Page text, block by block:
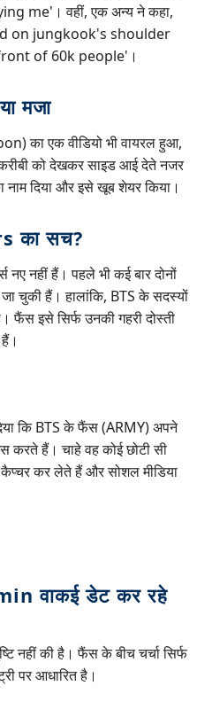
me'। वहीं, एक अन्य ने कहा,
on jungkook's shoulder
of 60k people'।
मजा
का एक वीडियो भी वायरल हुआ,
को देखकर साइड आई देते नजर
दिया और इसे खूब शेयर किया।
का सच?
नहीं हैं। पहले भी कई बार दोनों
चुकी हैं। हालांकि, BTS के सदस्यों
फैंस इसे सिर्फ उनकी गहरी दोस्ती
कि BTS के फैंस (ARMY) अपने
करते हैं। चाहे वह कोई छोटी सी
कर लेते हैं और सोशल मीडिया
वाकई डेट कर रहे
नहीं की है। फैंस के बीच चर्चा सिर्फ
पर आधारित है।